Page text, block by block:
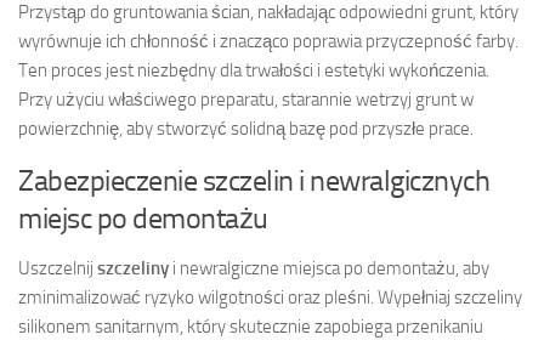
Przystąp do gruntowania ścian, nakładając odpowiedni grunt, który
wyrównuje ich chłonność i znacząco poprawia przyczepność farby.
Ten proces jest niezbędny dla trwałości i estetyki wykończenia.
Przy użyciu właściwego preparatu, starannie wetrzyj grunt w
powierzchnię, aby stworzyć solidną bazę pod przyszłe prace.
Zabezpieczenie szczelin i newralgicznych
miejsc po demontażu
Uszczelnij szczeliny i newralgiczne miejsca po demontażu, aby
zminimalizować ryzyko wilgotności oraz pleśni. Wypełniaj szczeliny
silikonem sanitarnym, który skutecznie zapobiega przenikaniu